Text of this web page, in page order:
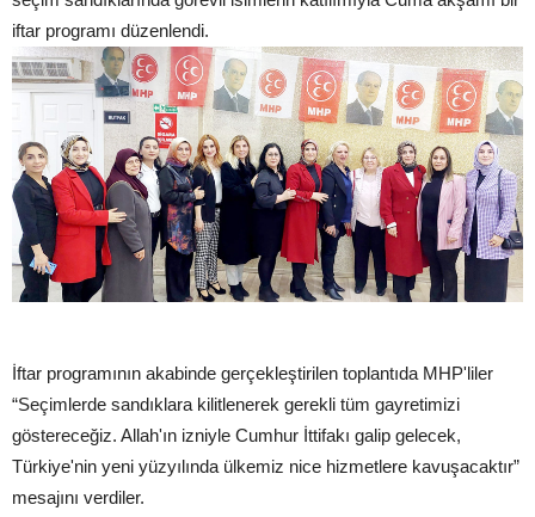
iftar programı düzenlendi.
İftar programının akabinde gerçekleştirilen toplantıda MHP'liler
“Seçimlerde sandıklara kilitlenerek gerekli tüm gayretimizi
göstereceğiz. Allah'ın izniyle Cumhur İttifakı galip gelecek,
Türkiye'nin yeni yüzyılında ülkemiz nice hizmetlere kavuşacaktır”
mesajını verdiler.